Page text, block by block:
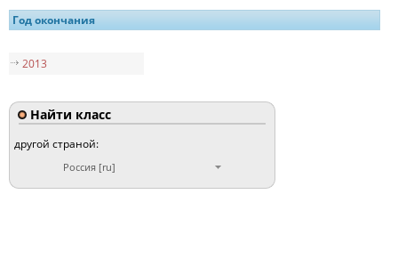
Год окончания
2013
Найти класс
другой страной:
Россия [ru]